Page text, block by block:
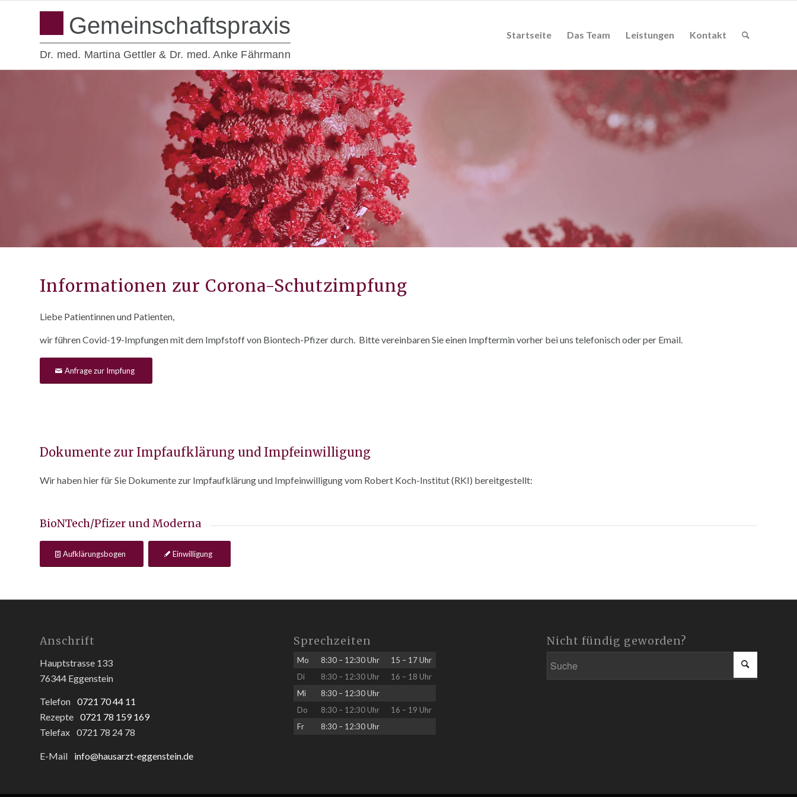
Gemeinschaftspraxis
Dr. med. Martina Gettler & Dr. med. Anke Fährmann
Startseite Das Team Leistungen Kontakt
Informationen zur Corona-Schutzimpfung
Liebe Patientinnen und Patienten,
wir führen Covid-19-Impfungen mit dem Impfstoff von Biontech-Pfizer durch. Bitte vereinbaren Sie einen Impftermin vorher bei uns telefonisch oder per Email.
Anfrage zur Impfung
Dokumente zur Impfaufklärung und Impfeinwilligung
Wir haben hier für Sie Dokumente zur Impfaufklärung und Impfeinwilligung vom Robert Koch-Institut (RKI) bereitgestellt:
BioNTech/Pfizer und Moderna
Aufklärungsbogen Einwilligung
Anschrift
Hauptstrasse 133
76344 Eggenstein
Telefon 0721 70 44 11
Rezepte 0721 78 159 169
Telefax 0721 78 24 78
E-Mail info@hausarzt-eggenstein.de
Sprechzeiten
Mo 8:30 – 12:30 Uhr
15 – 17 Uhr
Di
8:30 – 12:30 Uhr
16 – 18 Uhr
Mi
8:30 – 12:30 Uhr
Do
8:30 – 12:30 Uhr
16 – 19 Uhr
Fr
8:30 – 12:30 Uhr
Nicht fündig geworden?